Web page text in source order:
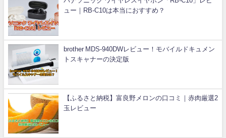
ュー｜RB-C10は本当におすすめ？
brother MDS-940DWレビュー！モバイルドキュメン
トスキャナーの決定版
【ふるさと納税】富良野メロンの口コミ｜赤肉厳選2
玉レビュー